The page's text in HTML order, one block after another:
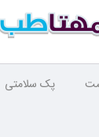
پک سلامتی